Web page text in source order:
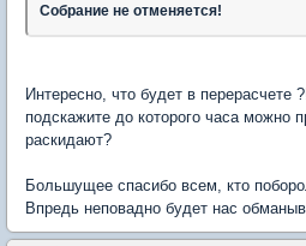
Собрание не отменяется!
Интересно, что будет в перерасчете
подскажите до которого часа можно
раскидают?
Большущее спасибо всем, кто
Впредь неповадно будет нас